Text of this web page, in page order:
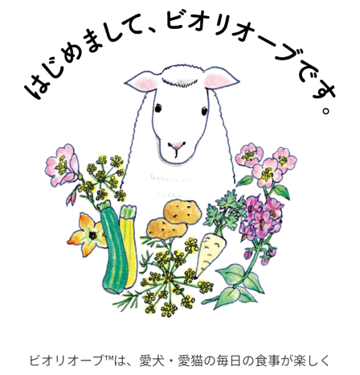
ビオリオーブ™は、愛犬・愛猫の毎日の食事が楽しく